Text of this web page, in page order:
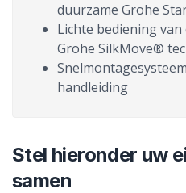
duurzame Grohe
Lichte bediening
Grohe SilkMove®
handleiding
Stel hieronder uw
samen